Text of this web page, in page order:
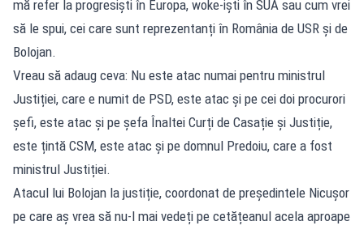
mă refer la progresiști în Europa, woke-iști în SUA sau cum vrei
să le spui, cei care sunt reprezentanți în România de USR și de
Bolojan.
Vreau să adaug ceva: Nu este atac numai pentru ministrul
Justiției, care e numit de PSD, este atac și pe cei doi procurori
șefi, este atac și pe șefa Înaltei Curți de Casație și Justiție,
este țintă CSM, este atac și pe domnul Predoiu, care a fost
ministrul Justiției.
Atacul lui Bolojan la justiție, coordonat de președintele Nicușor
pe care aș vrea să nu-l mai vedeți pe cetățeanul acela aproape